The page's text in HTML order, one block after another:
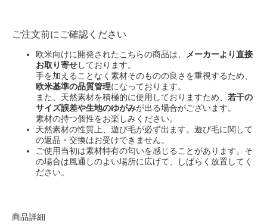
ご注文前にご確認ください
欧米向けに開発されたこちらの商品は、 メーカーより直接
お取り寄せしております。
手を加えることなく素材そのものの良さを重視するため、
欧米基準の品質管理になっております。
また、天然素材を積極的に使用しておりますため、 若干の
サイズ誤差や生地のゆがみが出る場合がございます。
素材の持つ個性をお楽しみください。
天然素材の性質上、遊び毛が必ず出ます。遊び毛に関して
の返品・交換はお受けできません。
ご使用当初は素材特有の匂いを感じることがあります。そ
の場合は風通しのよい場所に広げて、しばらく放置してく
ださい。
商品詳細